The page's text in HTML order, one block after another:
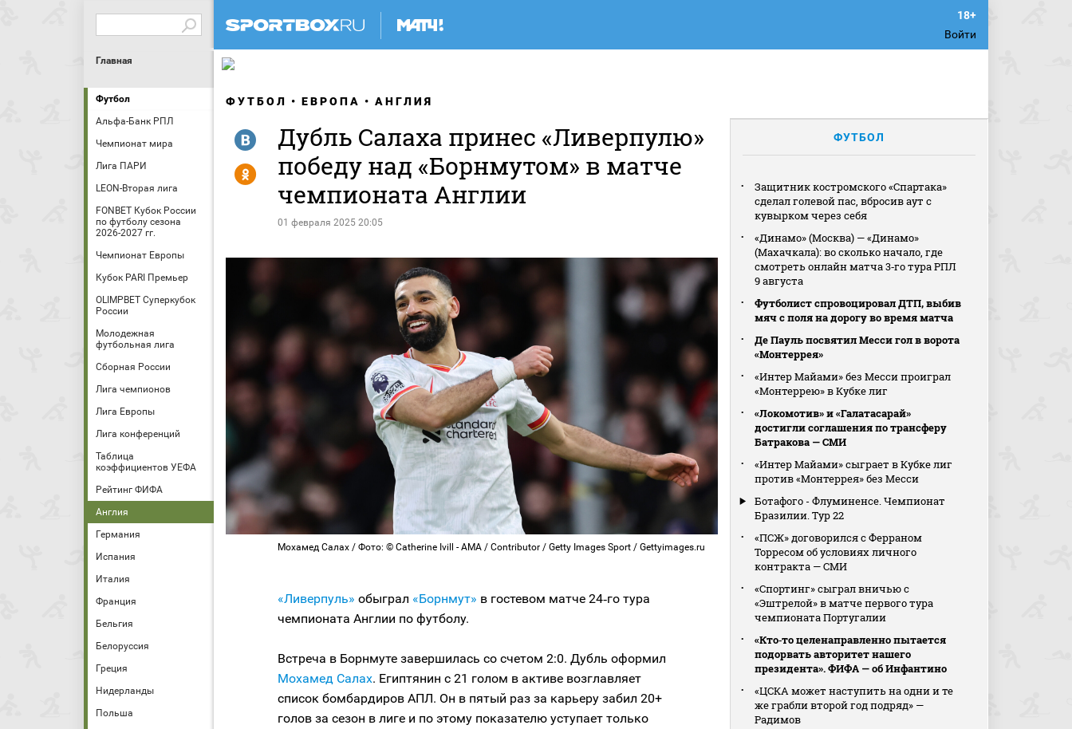
Войти
Главная
Футбол
Альфа-Банк РПЛ
Чемпионат мира
Лига ПАРИ
LEON-Вторая лига
FONBET Кубок России
по футболу сезона
2026-2027 гг.
Чемпионат Европы
Кубок PARI Премьер
OLIMPBET Суперкубок
России
Молодежная
футбольная лига
Сборная России
Лига чемпионов
Лига Европы
Лига конференций
Таблица
коэффициентов УЕФА
Рейтинг ФИФА
Англия
Германия
Испания
Италия
Франция
Бельгия
Белоруссия
Греция
Нидерланды
Польша
ФУТБОЛ ЕВРОПА АНГЛИЯ
Дубль Салаха принес «Ливерпулю»
победу над «Борнмутом» в матче
чемпионата Англии
01 февраля 2025 20:05
R
Y
Мохамед Салах / Фото: © Catherine Ivill - AMA / Contributor / Getty Images Sport / Gettyimages.ru
«Ливерпуль» обыграл «Борнмут» в гостевом матче 24‑го тура
чемпионата Англии по футболу.
Встреча в Борнмуте завершилась со счетом 2:0. Дубль оформил
Мохамед Салах. Египтянин с 21 голом в активе возглавляет
список бомбардиров АПЛ. Он в пятый раз за карьеру забил 20+
голов за сезон в лиге и по этому показателю уступает только
ФУТБОЛ
Защитник костромского «Спартака»
сделал голевой пас, вбросив аут с
кувырком через себя
«Динамо» (Москва) — «Динамо»
(Махачкала): во сколько начало, где
смотреть онлайн матча 3‑го тура РПЛ
9 августа
Футболист спровоцировал ДТП, выбив
мяч с поля на дорогу во время матча
Де Пауль посвятил Месси гол в ворота
«Монтеррея»
«Интер Майами» без Месси проиграл
«Монтеррею» в Кубке лиг
«Локомотив» и «Галатасарай»
достигли соглашения по трансферу
Батракова — СМИ
«Интер Майами» сыграет в Кубке лиг
против «Монтеррея» без Месси
Ботафого - Флуминенсе. Чемпионат
Бразилии. Тур 22
«ПСЖ» договорился с Ферраном
Торресом об условиях личного
контракта — СМИ
«Спортинг» сыграл вничью с
«Эштрелой» в матче первого тура
чемпионата Португалии
«Кто‑то целенаправленно пытается
подорвать авторитет нашего
президента». ФИФА — об Инфантино
«ЦСКА может наступить на одни и те
же грабли второй год подряд» —
Радимов